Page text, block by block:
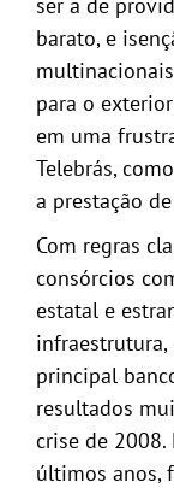
barato, e
para o
em uma
Telebrás,
a prestação
Com regras
consórcios
estatal e
principal
resultados
crise de
últimos anos,